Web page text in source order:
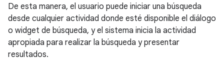
De esta manera, el usuario puede iniciar una búsqueda
desde cualquier actividad donde esté disponible el diálogo
o widget de búsqueda, y el sistema inicia la actividad
apropiada para realizar la búsqueda y presentar
resultados.